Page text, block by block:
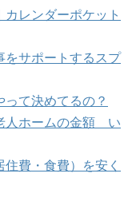
レンダーポケット
をサポートするスプ
て決めてるの？
人ホームの金額 い
費・食費）を安く